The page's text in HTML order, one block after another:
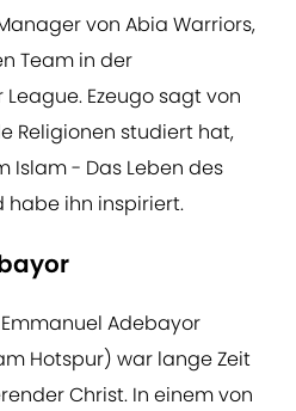
von Abia Warriors,
Team in der
Ezeugo sagt von
Religionen studiert hat,
Islam - Das Leben des
habe ihn inspiriert.
Adebayor
Hotspur) war lange Zeit
Christ. In einem von